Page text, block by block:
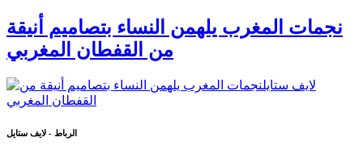
نجمات المغرب يلهمن النساء بتصاميم أنيقة
من القفطان المغربي
الرباط - لايف ستايل